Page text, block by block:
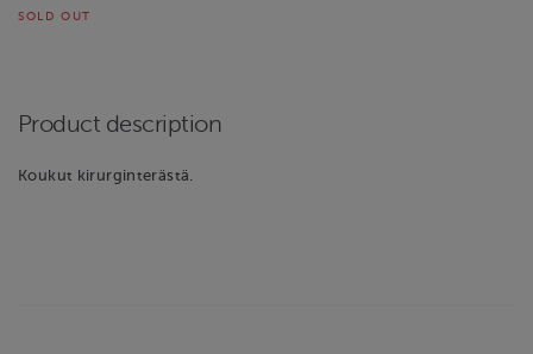
SOLD OUT
Product description
Koukut kirurginterästä.